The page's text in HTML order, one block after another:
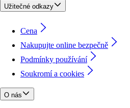
Užitečné odkazy
Cena
Nakupujte online bezpečně
Podmínky používání
Soukromí a cookies
O nás